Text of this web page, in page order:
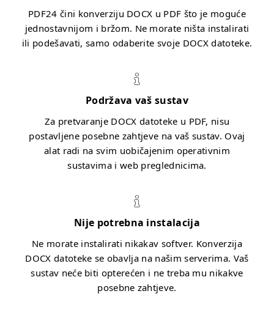
PDF24 čini konverziju DOCX u PDF što je moguće
jednostavnijom i bržom. Ne morate ništa instalirati
ili podešavati, samo odaberite svoje DOCX datoteke.
Podržava vaš sustav
Za pretvaranje DOCX datoteke u PDF, nisu
postavljene posebne zahtjeve na vaš sustav. Ovaj
alat radi na svim uobičajenim operativnim
sustavima i web preglednicima.
Nije potrebna instalacija
Ne morate instalirati nikakav softver. Konverzija
DOCX datoteke se obavlja na našim serverima. Vaš
sustav neće biti opterećen i ne treba mu nikakve
posebne zahtjeve.